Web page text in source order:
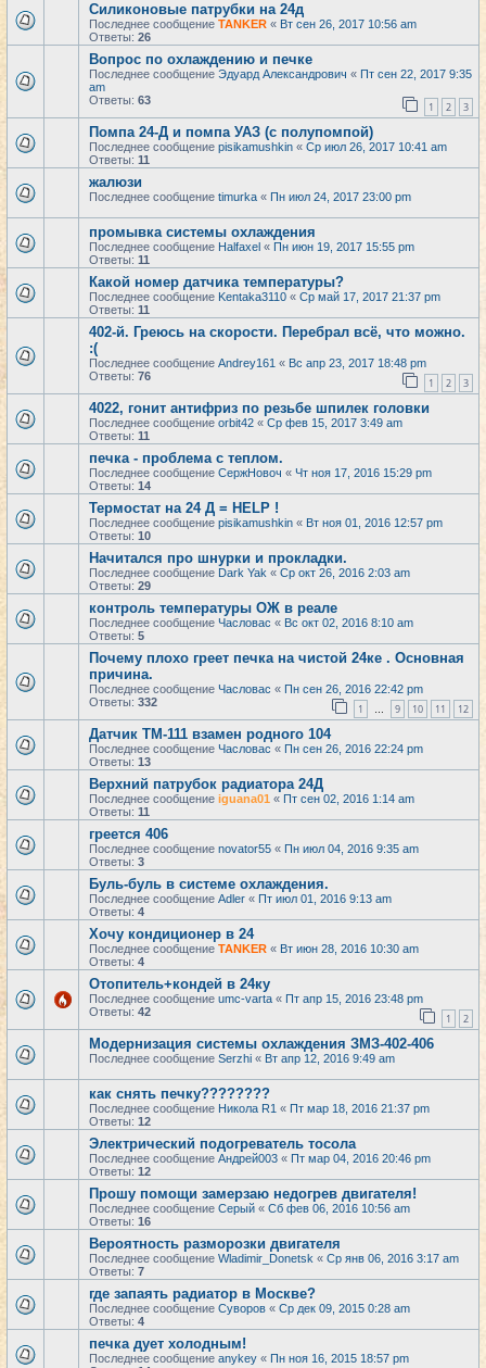
Силиконовые патрубки на 24д
Последнее сообщение TANKER « Вт сен 26, 2017 10:56 am
Ответы: 26
Вопрос по охлаждению и печке
Последнее сообщение Эдуард Александрович « Пт сен 22, 2017 9:35
am
Ответы: 63 1 2 3
Помпа 24-Д и помпа УАЗ (с полупомпой)
Последнее сообщение pisikamushkin « Ср июл 26, 2017 10:41 am
Ответы: 11
жалюзи
Последнее сообщение timurka « Пн июл 24, 2017 23:00 pm
промывка системы охлаждения
Последнее сообщение Halfaxel « Пн июн 19, 2017 15:55 pm
Ответы: 11
Какой номер датчика температуры?
Последнее сообщение Kentaka3110 « Ср май 17, 2017 21:37 pm
Ответы: 11
402-й. Греюсь на скорости. Перебрал всё, что можно.
:(
Последнее сообщение Andrey161 « Вс апр 23, 2017 18:48 pm
Ответы: 76 1 2 3
4022, гонит антифриз по резьбе шпилек головки
Последнее сообщение orbit42 « Ср фев 15, 2017 3:49 am
Ответы: 11
печка - проблема с теплом.
Последнее сообщение СержНовоч « Чт ноя 17, 2016 15:29 pm
Ответы: 14
Термостат на 24 Д = HELP !
Последнее сообщение pisikamushkin « Вт ноя 01, 2016 12:57 pm
Ответы: 10
Начитался про шнурки и прокладки.
Последнее сообщение Dark Yak « Ср окт 26, 2016 2:03 am
Ответы: 29
контроль температуры ОЖ в реале
Последнее сообщение Часловас « Вс окт 02, 2016 8:10 am
Ответы: 5
Почему плохо греет печка на чистой 24ке . Основная
причина.
Последнее сообщение Часловас « Пн сен 26, 2016 22:42 pm
Ответы: 332 1 … 9 10 11 12
Датчик ТМ-111 взамен родного 104
Последнее сообщение Часловас « Пн сен 26, 2016 22:24 pm
Ответы: 13
Верхний патрубок радиатора 24Д
Последнее сообщение iguana01 « Пт сен 02, 2016 1:14 am
Ответы: 11
греется 406
Последнее сообщение novator55 « Пн июл 04, 2016 9:35 am
Ответы: 3
Буль-буль в системе охлаждения.
Последнее сообщение Adler « Пт июл 01, 2016 9:13 am
Ответы: 4
Хочу кондиционер в 24
Последнее сообщение TANKER « Вт июн 28, 2016 10:30 am
Ответы: 4
Отопитель+кондей в 24ку
Последнее сообщение umc-varta « Пт апр 15, 2016 23:48 pm
Ответы: 42 1 2
Модернизация системы охлаждения ЗМЗ-402-406
Последнее сообщение Serzhi « Вт апр 12, 2016 9:49 am
как снять печку????????
Последнее сообщение Никола R1 « Пт мар 18, 2016 21:37 pm
Ответы: 12
Электрический подогреватель тосола
Последнее сообщение Андрей003 « Пт мар 04, 2016 20:46 pm
Ответы: 12
Прошу помощи замерзаю недогрев двигателя!
Последнее сообщение Серый « Сб фев 06, 2016 10:56 am
Ответы: 16
Вероятность разморозки двигателя
Последнее сообщение Wladimir_Donetsk « Ср янв 06, 2016 3:17 am
Ответы: 7
где запаять радиатор в Москве?
Последнее сообщение Суворов « Ср дек 09, 2015 0:28 am
Ответы: 4
печка дует холодным!
Последнее сообщение anykey « Пн ноя 16, 2015 18:57 pm